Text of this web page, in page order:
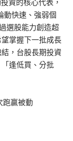
資的核心代表，
動快速、強弱個
選股能力創造超
掌握下一批成長
，台股長期投資
逢低買、分批
跑贏被動